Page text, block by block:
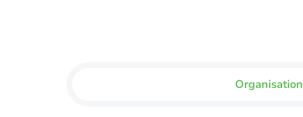
Organisation